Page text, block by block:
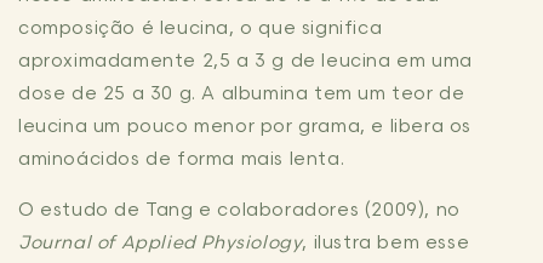
composição é leucina, o que significa
aproximadamente 2,5 a 3 g de leucina em uma
dose de 25 a 30 g. A albumina tem um teor de
leucina um pouco menor por grama, e libera os
aminoácidos de forma mais lenta.
O estudo de Tang e colaboradores (2009), no
Journal of Applied Physiology, ilustra bem esse